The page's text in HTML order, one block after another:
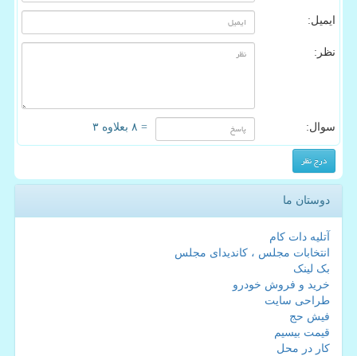
ایمیل:
نظر:
سوال: = ۸ بعلاوه ۳
دوستان ما
آتلیه دات کام
انتخابات مجلس ، کاندیدای مجلس
بک لینک
خرید و فروش خودرو
طراحی سایت
فیش حج
قیمت بیسیم
کار در محل